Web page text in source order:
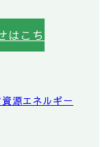
はこち
源エネルギー